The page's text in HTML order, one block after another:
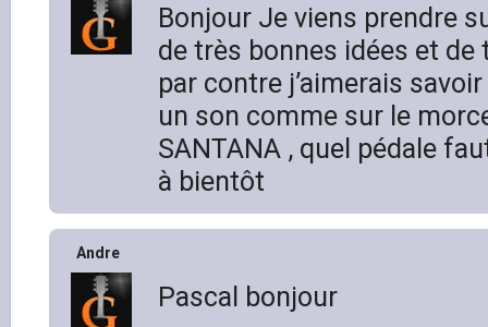
Bonjour Je viens prendre
de très bonnes idées et de
par contre j’aimerais
un son comme sur le
SANTANA , quel pédale
à bientôt
Andre
Pascal bonjour